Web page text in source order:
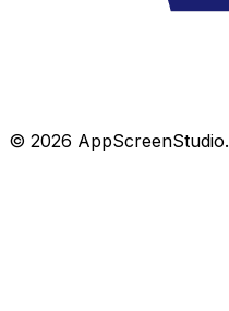
© 2026 AppScreenStudio.